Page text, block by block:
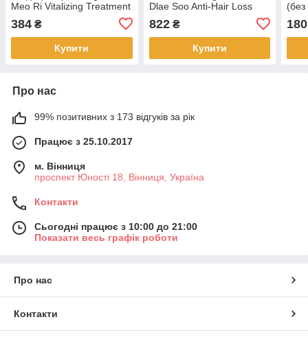
Meo Ri Vitalizing Treatment
384 ₴
Купити
Dlaе Soo Anti-Hair Loss
Shampoo 400 мл (08792)
822₴
Купити
(без
180
Про нас
99% позитивних з 173 відгуків за рік
Працює з 25.10.2017
м. Вінниця
проспект Юності 18, Вінниця, Україна
Контакти
Сьогодні працює з 10:00 до 21:00
Показати весь графік роботи
Про нас
Контакти